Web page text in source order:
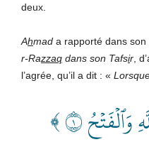
deux.
Ahmad a rapporté dans son
r-Razzaq dans son Tafsir ,
l’agrée, qu’il a dit : «
١ ﴾